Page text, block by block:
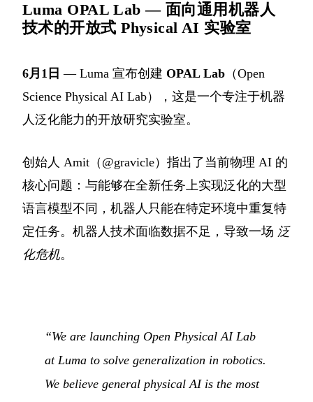
Luma OPAL Lab — 面向通用机器人
技术的开放式 Physical AI 实验室
6月1日 — Luma 宣布创建 OPAL Lab （Open
Science Physical AI Lab），这是一个专注于机器
人泛化能力的开放研究实验室。
创始人 Amit（@gravicle）指出了当前物理 AI 的
核心问题：与能够在全新任务上实现泛化的大型
语言模型不同，机器人只能在特定环境中重复特
定任务。机器人技术面临数据不足，导致一场 泛
化危机。
“We are launching Open Physical AI Lab
at Luma to solve generalization in robotics.
We believe general physical AI is the most